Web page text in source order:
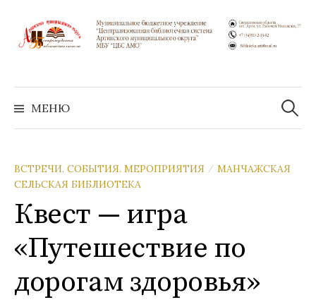
содержимому
МЕНЮ
Найти:
ВСТРЕЧИ. СОБЫТИЯ. МЕРОПРИЯТИЯ / МАНЧАЖСКАЯ
СЕЛЬСКАЯ БИБЛИОТЕКА
Квест — игра
«Путешествие по
дорогам здоровья»